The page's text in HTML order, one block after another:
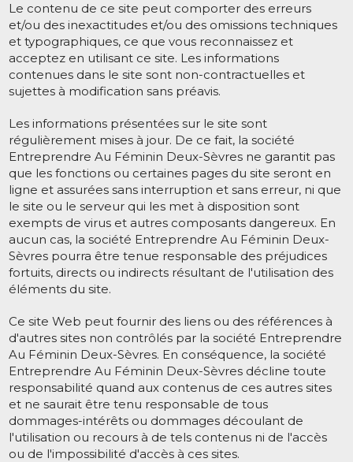
Le contenu de ce site peut comporter des erreurs
et/ou des inexactitudes et/ou des omissions techniques
et typographiques, ce que vous reconnaissez et
acceptez en utilisant ce site. Les informations
contenues dans le site sont non-contractuelles et
sujettes à modification sans préavis.
Les informations présentées sur le site sont
régulièrement mises à jour. De ce fait, la société
Entreprendre Au Féminin Deux-Sèvres ne garantit pas
que les fonctions ou certaines pages du site seront en
ligne et assurées sans interruption et sans erreur, ni que
le site ou le serveur qui les met à disposition sont
exempts de virus et autres composants dangereux. En
aucun cas, la société Entreprendre Au Féminin Deux-
Sèvres pourra être tenue responsable des préjudices
fortuits, directs ou indirects résultant de l'utilisation des
éléments du site.
Ce site Web peut fournir des liens ou des références à
d'autres sites non contrôlés par la société Entreprendre
Au Féminin Deux-Sèvres. En conséquence, la société
Entreprendre Au Féminin Deux-Sèvres décline toute
responsabilité quand aux contenus de ces autres sites
et ne saurait être tenu responsable de tous
dommages-intérêts ou dommages découlant de
l'utilisation ou recours à de tels contenus ni de l'accès
ou de l'impossibilité d'accès à ces sites.